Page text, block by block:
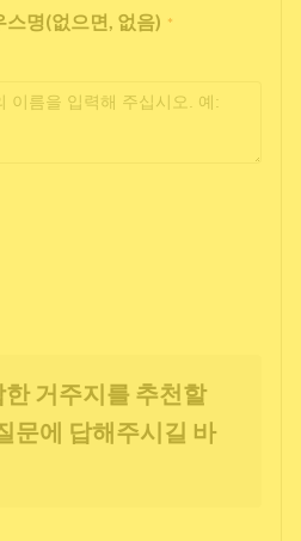
스명(없으면, 없음) *
거주지를 추천할
문에 답해주시길 바